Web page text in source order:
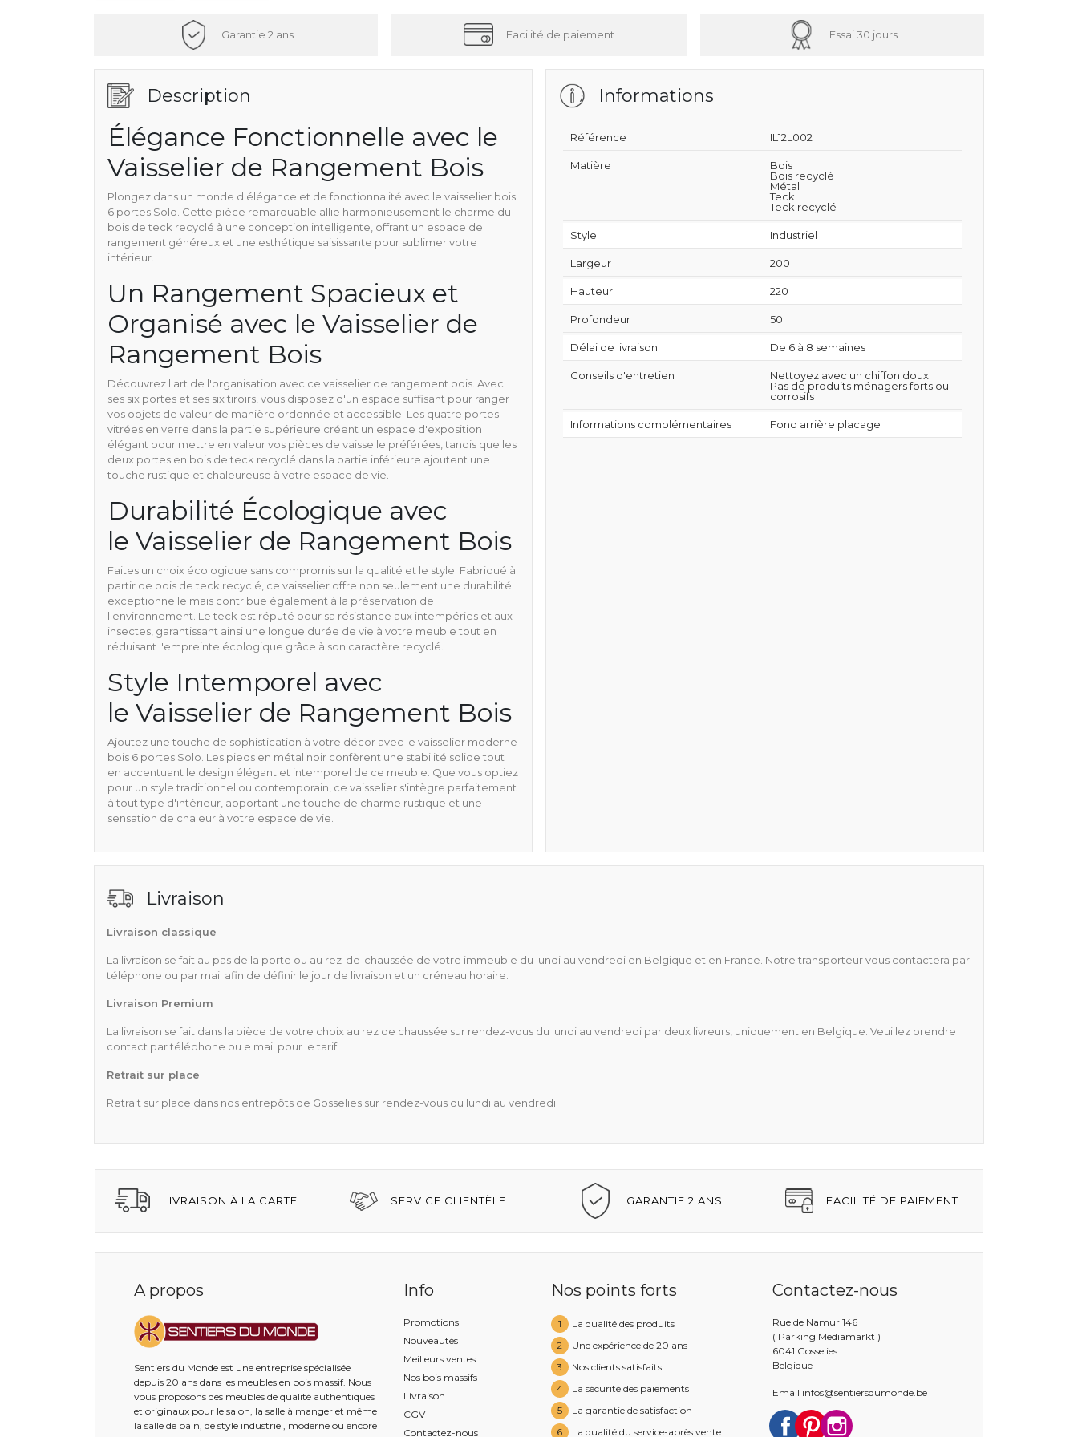
Garantie 2 ans Facilité de paiement Essai 30 jours
Description
Élégance Fonctionnelle avec le
Vaisselier de Rangement Bois
Plongez dans un monde d'élégance et de fonctionnalité avec le vaisselier bois
6 portes Solo. Cette pièce remarquable allie harmonieusement le charme du
bois de teck recyclé à une conception intelligente, offrant un espace de
rangement généreux et une esthétique saisissante pour sublimer votre
intérieur.
Un Rangement Spacieux et
Organisé avec le Vaisselier de
Rangement Bois
Découvrez l'art de l'organisation avec ce vaisselier de rangement bois. Avec
ses six portes et ses six tiroirs, vous disposez d'un espace suffisant pour ranger
vos objets de valeur de manière ordonnée et accessible. Les quatre portes
vitrées en verre dans la partie supérieure créent un espace d'exposition
élégant pour mettre en valeur vos pièces de vaisselle préférées, tandis que les
deux portes en bois de teck recyclé dans la partie inférieure ajoutent une
touche rustique et chaleureuse à votre espace de vie.
Durabilité Écologique avec
le Vaisselier de Rangement Bois
Faites un choix écologique sans compromis sur la qualité et le style. Fabriqué à
partir de bois de teck recyclé, ce vaisselier offre non seulement une durabilité
exceptionnelle mais contribue également à la préservation de
l'environnement. Le teck est réputé pour sa résistance aux intempéries et aux
insectes, garantissant ainsi une longue durée de vie à votre meuble tout en
réduisant l'empreinte écologique grâce à son caractère recyclé.
Style Intemporel avec
le Vaisselier de Rangement Bois
Ajoutez une touche de sophistication à votre décor avec le vaisselier moderne
bois 6 portes Solo. Les pieds en métal noir confèrent une stabilité solide tout
en accentuant le design élégant et intemporel de ce meuble. Que vous optiez
pour un style traditionnel ou contemporain, ce vaisselier s'intègre parfaitement
à tout type d'intérieur, apportant une touche de charme rustique et une
sensation de chaleur à votre espace de vie.
Informations
Référence IL12L002
Matière
Bois
Bois recyclé
Métal
Teck
Teck recyclé
Style Industriel
Largeur 200
Hauteur 220
Profondeur 50
Délai de livraison De 6 à 8 semaines
Conseils d'entretien
Nettoyez avec un chiffon doux
Pas de produits ménagers forts ou
corrosifs
Informations complémentaires Fond arrière placage
Livraison
Livraison classique
La livraison se fait au pas de la porte ou au rez-de-chaussée de votre immeuble du lundi au vendredi en Belgique et en France. Notre transporteur vous contactera par
téléphone ou par mail afin de définir le jour de livraison et un créneau horaire.
Livraison Premium
La livraison se fait dans la pièce de votre choix au rez de chaussée sur rendez-vous du lundi au vendredi par deux livreurs, uniquement en Belgique. Veuillez prendre
contact par téléphone ou e mail pour le tarif.
Retrait sur place
Retrait sur place dans nos entrepôts de Gosselies sur rendez-vous du lundi au vendredi.
LIVRAISON À LA CARTE SERVICE CLIENTÈLE GARANTIE 2 ANS FACILITÉ DE PAIEMENT
A propos
Sentiers du Monde est une entreprise spécialisée
depuis 20 ans dans les meubles en bois massif. Nous
vous proposons des meubles de qualité authentiques
et originaux pour le salon, la salle à manger et même
la salle de bain, de style industriel, moderne ou encore
Info
Promotions
Nouveautés
Meilleurs ventes
Nos bois massifs
Livraison
CGV
Contactez-nous
Nos points forts
1
La qualité des produits
2
Une expérience de 20 ans
3
Nos clients satisfaits
4
La sécurité des paiements
5
La garantie de satisfaction
6
La qualité du service-après vente
Contactez-nous
Rue de Namur 146
( Parking Mediamarkt )
6041 Gosselies
Belgique
Email infos@sentiersdumonde.be
FacebookPinterest